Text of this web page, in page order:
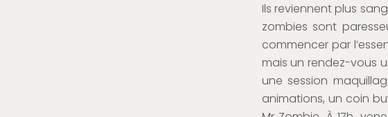
Ils reviennent plus
zombies sont
commencer par
mais un rendez-vous
une session
animations, un coin